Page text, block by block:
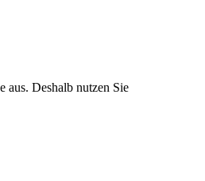
aus. Deshalb nutzen Sie